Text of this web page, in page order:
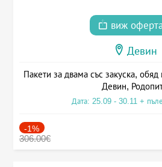
виж
Девин
Пакети за двама със закуска,
Девин,
Дата: 25.09 - 30.11 +
-1%
306.00€